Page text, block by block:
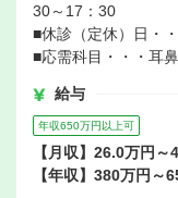
30～17：30
■休診（定休）日・
■応需科目・・・耳
給与
年収650万円以上可
【月収】26.0万円～
【年収】380万円～